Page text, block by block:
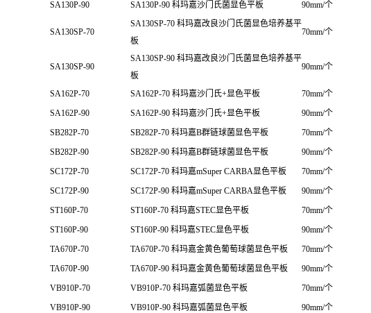
SA130P-90
SA130P-90 科玛嘉沙门氏菌显色平板 90mm/个
SA130SP-70
SA130SP-70 科玛嘉改良沙门氏菌显色培养基平
板
70mm/个
SA130SP-90
SA130SP-90 科玛嘉改良沙门氏菌显色培养基平
板
90mm/个
SA162P-70 SA162P-70 科玛嘉沙门氏+显色平板
70mm/个
SA162P-90
SA162P-90 科玛嘉沙门氏+显色平板
90mm/个
SB282P-70
SB282P-70 科玛嘉B群链球菌显色平板
70mm/个
SB282P-90
SB282P-90 科玛嘉B群链球菌显色平板
90mm/个
SC172P-70
SC172P-70 科玛嘉mSuper CARBA显色平板
70mm/个
SC172P-90
SC172P-90 科玛嘉mSuper CARBA显色平板
90mm/个
ST160P-70
ST160P-70 科玛嘉STEC显色平板
70mm/个
ST160P-90
ST160P-90 科玛嘉STEC显色平板
90mm/个
TA670P-70
TA670P-70 科玛嘉金黄色葡萄球菌显色平板
70mm/个
TA670P-90
TA670P-90 科玛嘉金黄色葡萄球菌显色平板
90mm/个
VB910P-70
VB910P-70 科玛嘉弧菌显色平板
70mm/个
VB910P-90
VB910P-90 科玛嘉弧菌显色平板
90mm/个